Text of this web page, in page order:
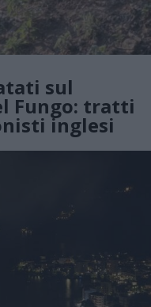
sul
Fungo: tratti
inglesi